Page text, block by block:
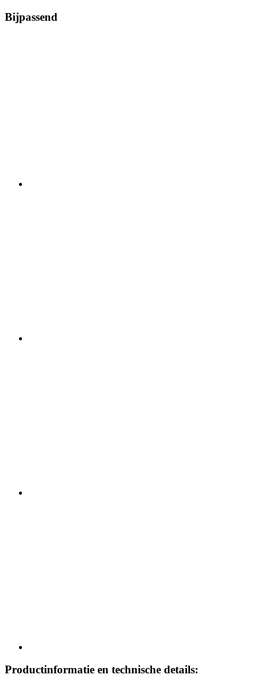
Bijpassend
Productinformatie en technische details: